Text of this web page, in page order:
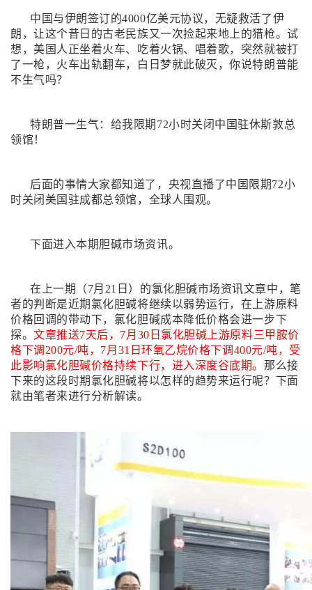
中国与伊朗签订的4000亿美元协议，无疑救活了伊
朗，让这个昔日的古老民族又一次捡起来地上的猎枪。试
想，美国人正坐着火车、吃着火锅、唱着歌，突然就被打
了一枪，火车出轨翻车，白日梦就此破灭，你说特朗普能
不生气吗？
特朗普一生气：给我限期72小时关闭中国驻休斯敦总
领馆 ！
后面的事情大家都知道了，央视直播了中国限期72小
时关闭美国驻成都总领馆，全球人围观。
下面进入本期胆碱市场资讯。
在上一期（7月21日）的氯化胆碱市场资讯文章中，笔
者的判断是近期氯化胆碱将继续以弱势运行，在上游原料
价格回调的带动下，氯化胆碱成本降低价格会进一步下
探。文章推送7天后，7月30日氯化胆碱上游原料三甲胺价
格下调200元/吨，7月31日环氧乙烷价格下调400元/吨，受
此影响氯化胆碱价格持续下行，进入深度谷底期。 那么接
下来的这段时期氯化胆碱将以怎样的趋势来运行呢？下面
就由笔者来进行分析解读。